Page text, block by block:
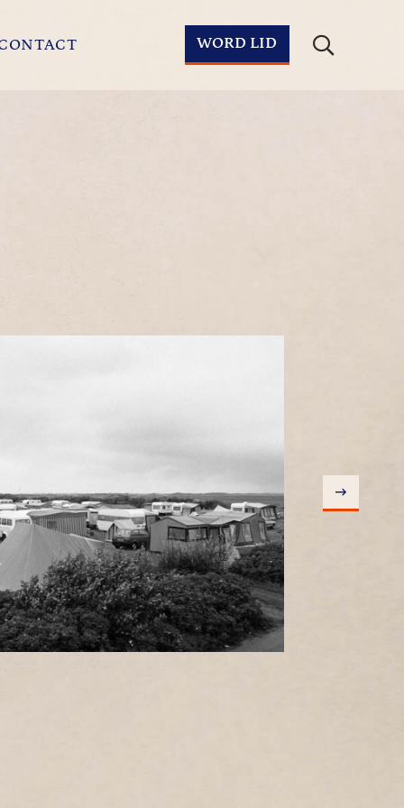
WORD LID